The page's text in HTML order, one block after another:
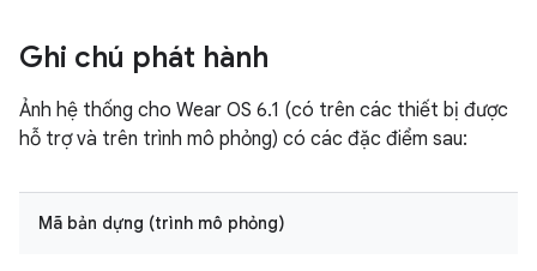
Ghi chú phát hành
Ảnh hệ thống cho Wear OS 6.1 (có trên các thiết bị được
hỗ trợ và trên trình mô phỏng) có các đặc điểm sau:
Mã bản dựng (trình mô phỏng)